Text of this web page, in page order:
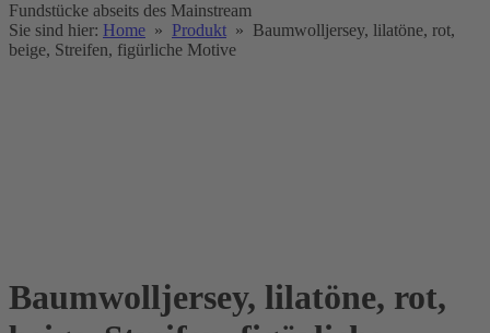
Fundstücke abseits des Mainstream
Sie sind hier: Home » Produkt » Baumwolljersey, lilatöne, rot,
beige, Streifen, figürliche Motive
Baumwolljersey, lilatöne, rot,